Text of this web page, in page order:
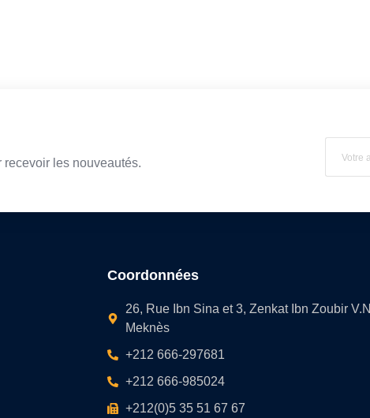
les nouveautés.
Coordonnées
26, Rue Ibn Sina et 3, Zenkat Ibn Zoubir V.N
Meknès
+212 666-297681‬
+212 666-985024‬
+212(0)5 35 51 67 67